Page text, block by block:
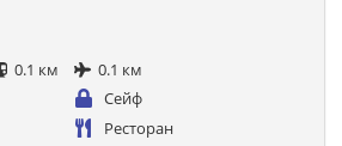
0.1 км
0.1 км
Сейф
Ресторан